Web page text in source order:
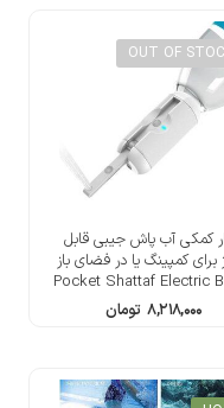
OUT OF
کمکی آب پاش جیبی قابل
برای کمپینگ یا در فضای باز
Pocket Shattaf Electric
Sprayer Water Aid Tool
۸,۲۱۸,۰۰۰ تومان